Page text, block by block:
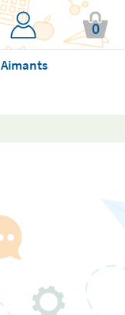
0
Aimants